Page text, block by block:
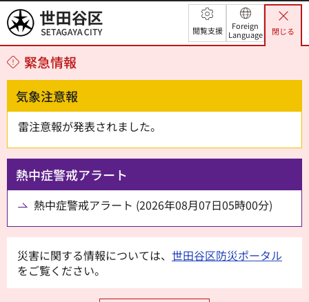
世田谷区 閲覧支援
Foreign
Language
閉じる
緊急情報
気象注意報
雷注意報が発表されました。
熱中症警戒アラート
熱中症警戒アラート (2026年08月07日05時00分)
災害に関する情報については、 世田谷区防災ポータル
をご覧ください。